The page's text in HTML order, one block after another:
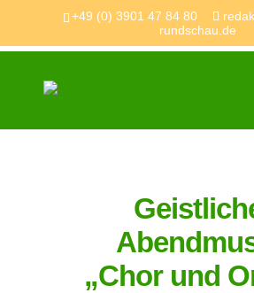
+49 (0) 3901 47 84 80
rundschau.de
„Chor und